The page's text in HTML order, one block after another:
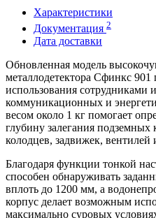
Характеристики
Документация 2
Дата доставки
Обновленная модель
металлодетектора Сфинкс 901
использования
коммуникационных и
весом около 1 кг помогает
глубину залегания
колодцев, задвижек, вентилей
Благодаря функции тонкой
способен обнаруживать
вплоть до 1200 мм, а
корпус делает возможным
максимально суровых